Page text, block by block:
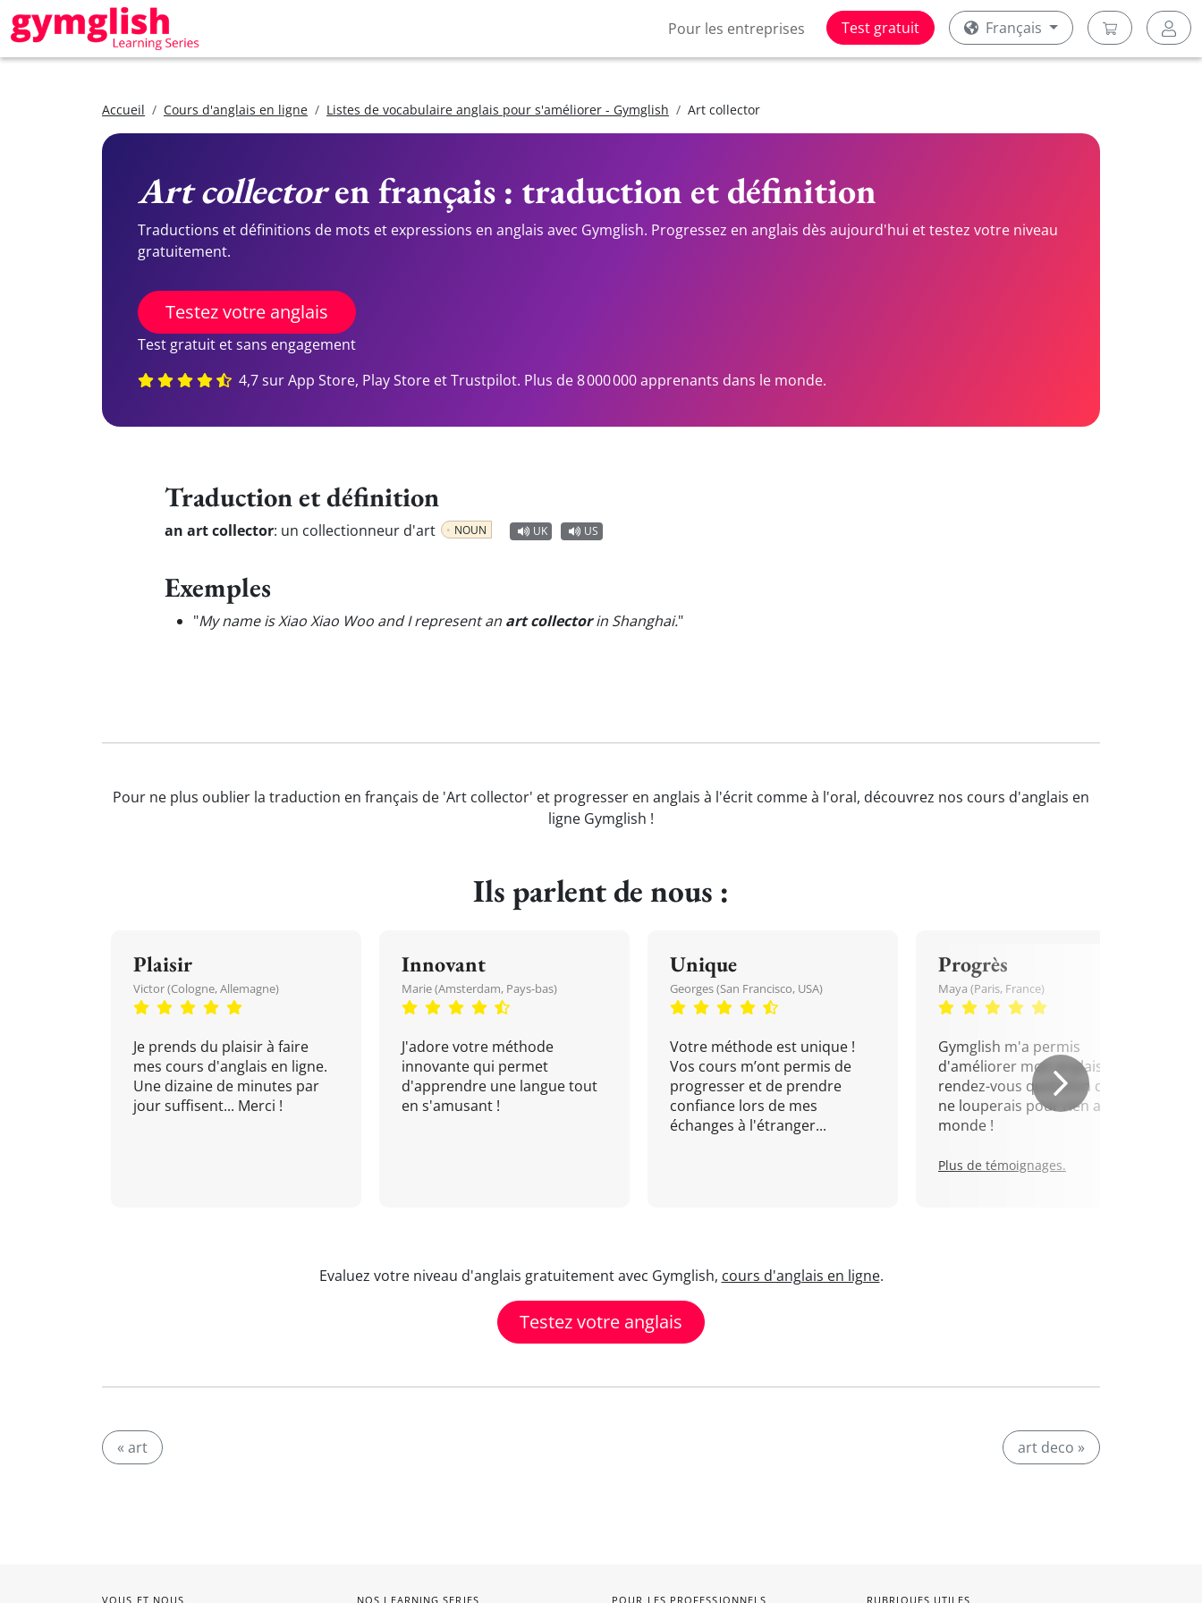
Pour les entreprises Test gratuit Français
Accueil Cours d'anglais en ligne Listes de vocabulaire anglais pour s'améliorer - Gymglish Art collector
Art collectoren français : traduction et définition
Traductions et définitions de mots et expressions en anglais avec Gymglish. Progressez en anglais dès aujourd'hui et testez votre niveau
gratuitement.
Testez votre anglais
Test gratuit et sans engagement
4,7 sur App Store, Play Store et Trustpilot. Plus de 8 000 000 apprenants dans le monde.
Traduction et définition
an art collector: un collectionneur d'art NOUN UK US
Exemples
"My name is Xiao Xiao Woo and I represent an art collectorin Shanghai."
Pour ne plus oublier la traduction en français de 'Art collector' et progresser en anglais à l'écrit comme à l'oral, découvrez nos cours d'anglais en
ligne Gymglish !
Ils parlent de nous :
Plaisir
Victor (Cologne, Allemagne)
Je prends du plaisir à faire
mes cours d'anglais en ligne.
Une dizaine de minutes par
jour suffisent... Merci !
Innovant
Marie (Amsterdam, Pays-bas)
J'adore votre méthode
innovante qui permet
d'apprendre une langue tout
en s'amusant !
Unique
Georges (San Francisco, USA)
Votre méthode est unique !
Vos cours m’ont permis de
progresser et de prendre
confiance lors de mes
échanges à l'étranger...
Progrès
Maya (Paris, France)
Gymglish m'a permis
d'améliorer mon anglais. Un
rendez-vous quotidien que je
ne louperais pour rien au
monde !
Plus de témoignages.
Evaluez votre niveau d'anglais gratuitement avec Gymglish, cours d'anglais en ligne.
Testez votre anglais
« art art deco »
VOUS ET NOUS NOS LEARNING SERIES POUR LES PROFESSIONNELS RUBRIQUES UTILES